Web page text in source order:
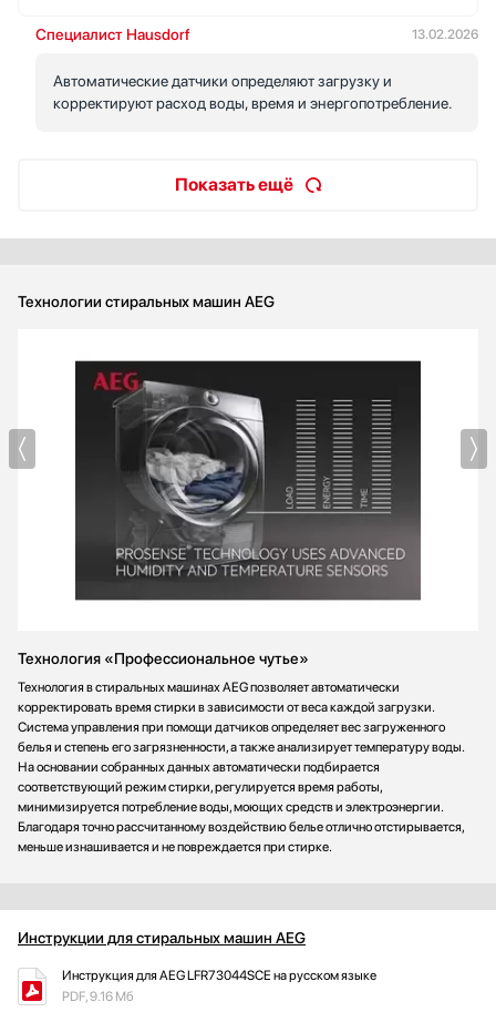
Специалист Hausdorf 13.02.2026
Автоматические датчики определяют загрузку и
корректируют расход воды, время и энергопотребление.
Показать ещё
Технологии стиральных машин AEG
Технология «Профессиональное чутье»
Технология в стиральных машинах AEG позволяет автоматически
корректировать время стирки в зависимости от веса каждой загрузки.
Система управления при помощи датчиков определяет вес загруженного
белья и степень его загрязненности, а также анализирует температуру воды.
На основании собранных данных автоматически подбирается
соответствующий режим стирки, регулируется время работы,
минимизируется потребление воды, моющих средств и электроэнергии.
Благодаря точно рассчитанному воздействию белье отлично отстирывается,
меньше изнашивается и не повреждается при стирке.
Инструкции для стиральных машин AEG
Инструкция для AEG LFR73044SCE на русском языке
PDF, 9.16 Мб